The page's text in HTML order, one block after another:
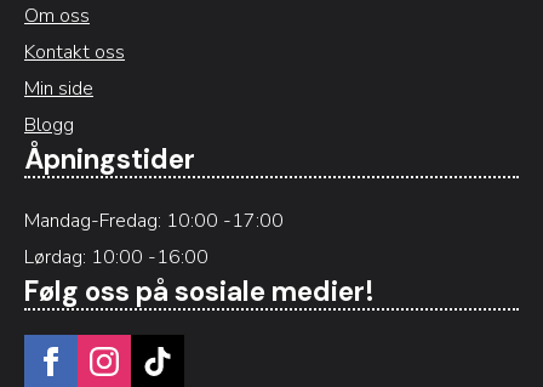
Om oss
Kontakt oss
Min side
Blogg
Åpningstider
Mandag-Fredag: 10:00 -17:00
Lørdag: 10:00 -16:00
Følg oss på sosiale medier!